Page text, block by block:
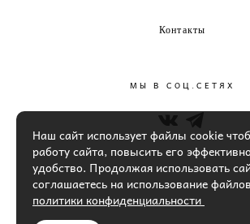
Контакты
МЫ В СОЦ.СЕТЯХ
Наш сайт использует файлы cookie
работу сайта, повысить его
удобство. Продолжая использовать
соглашаетесь на использование
политики конфиденциальности